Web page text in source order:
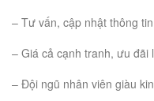
– Tư vấn, cập nhật thông
– Giá cả cạnh tranh, ưu
– Đội ngũ nhân viên giàu